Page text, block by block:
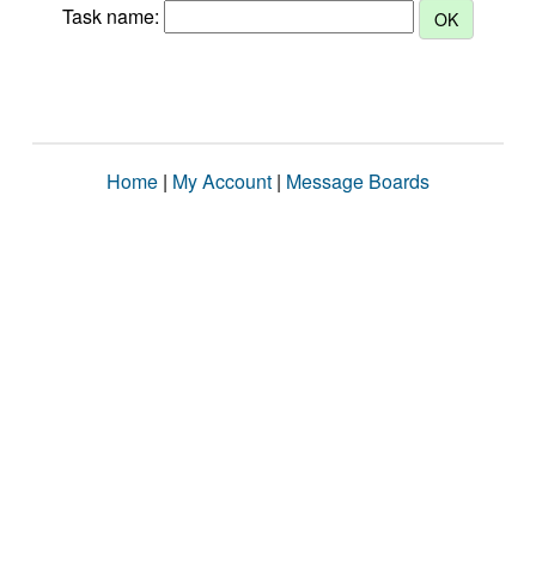
Task name:
Home | My Account | Message Boards